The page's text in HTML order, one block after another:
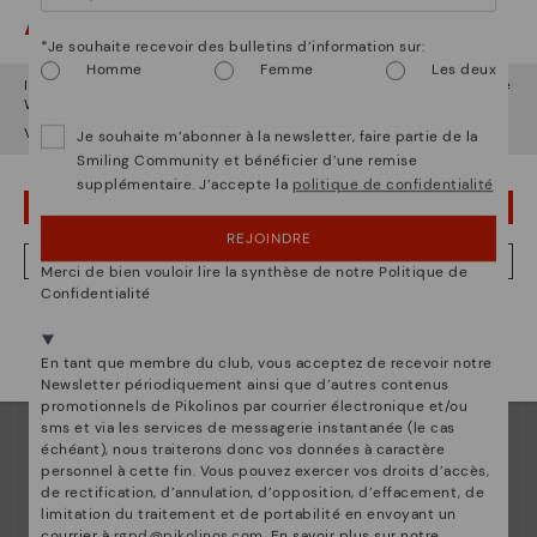
La nature de Pikolinos
Découvrez suite
Attention !
Il semble que vous êtes enÉtats-Unis
et vous allez accéder au site
Web de
Voulez-vous aller sur le site Web deÉtats-Unis?
NON, JE VEUX ALLER SUR LE SITE WEB DU LUXEMBOURG
*Je souhaite recevoir des bulletins d’information sur:
Homme
Femme Les deux
Je souhaite m’abonner à la newsletter, faire partie de la
Smiling Community et bénéficier d’une remise
supplémentaire. J’accepte la politique de confidentialité
REJOINDRE
Merci de bien vouloir lire la synthèse de notre Politique de
Confidentialité
En tant que membre du club, vous acceptez de recevoir notre
Newsletter périodiquement ainsi que d’autres contenus
promotionnels de Pikolinos par courrier électronique et/ou
sms et via les services de messagerie instantanée (le cas
échéant), nous traiterons donc vos données à caractère
personnel à cette fin. Vous pouvez exercer vos droits d’accès,
de rectification, d’annulation, d’opposition, d’effacement, de
limitation du traitement et de portabilité en envoyant un